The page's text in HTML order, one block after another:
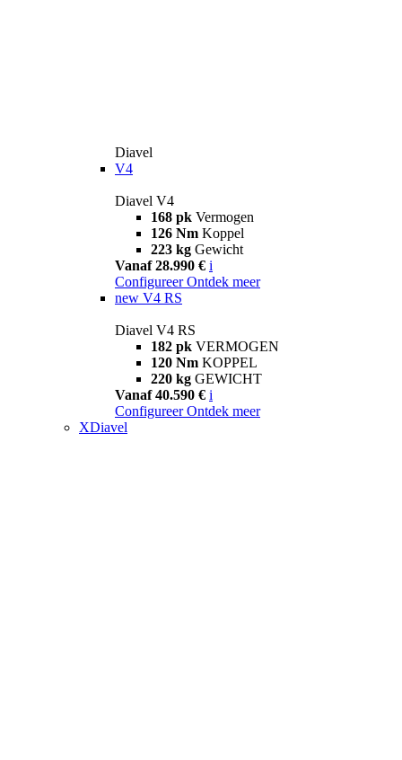
Diavel
V4
Diavel V4
168 pk Vermogen
126 Nm Koppel
223 kg Gewicht
Vanaf 28.990 € i
Configureer Ontdek meer
new V4 RS
Diavel V4 RS
182 pk VERMOGEN
120 Nm KOPPEL
220 kg GEWICHT
Vanaf 40.590 € i
Configureer Ontdek meer
XDiavel